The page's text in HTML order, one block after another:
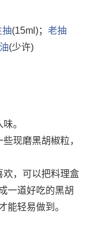
抽(15ml)； 老抽
(少许)
。
现磨黑胡椒粒，
欢，可以把料理盒
一道好吃的黑胡
能轻易做到。